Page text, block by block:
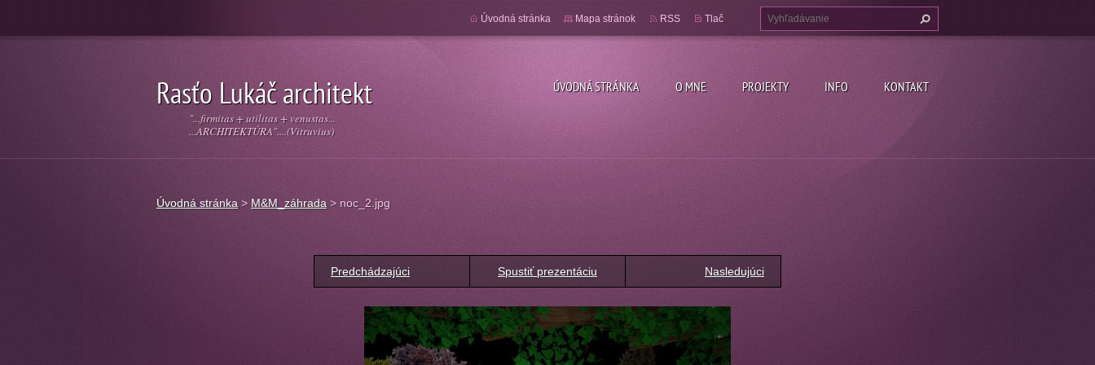
Rasťo Lukáč architekt
"...firmitas + utilitas + venustas...
...ARCHITEKTÚRA"....(Vitruvius)
ÚVODNÁ STRÁNKA O MNE PROJEKTY INFO KONTAKT
Úvodná stránka Mapa stránok RSS Tlač
Úvodná stránka > M&M_záhrada > noc_2.jpg
Predchádzajúci Spustiť prezentáciu Nasledujúci